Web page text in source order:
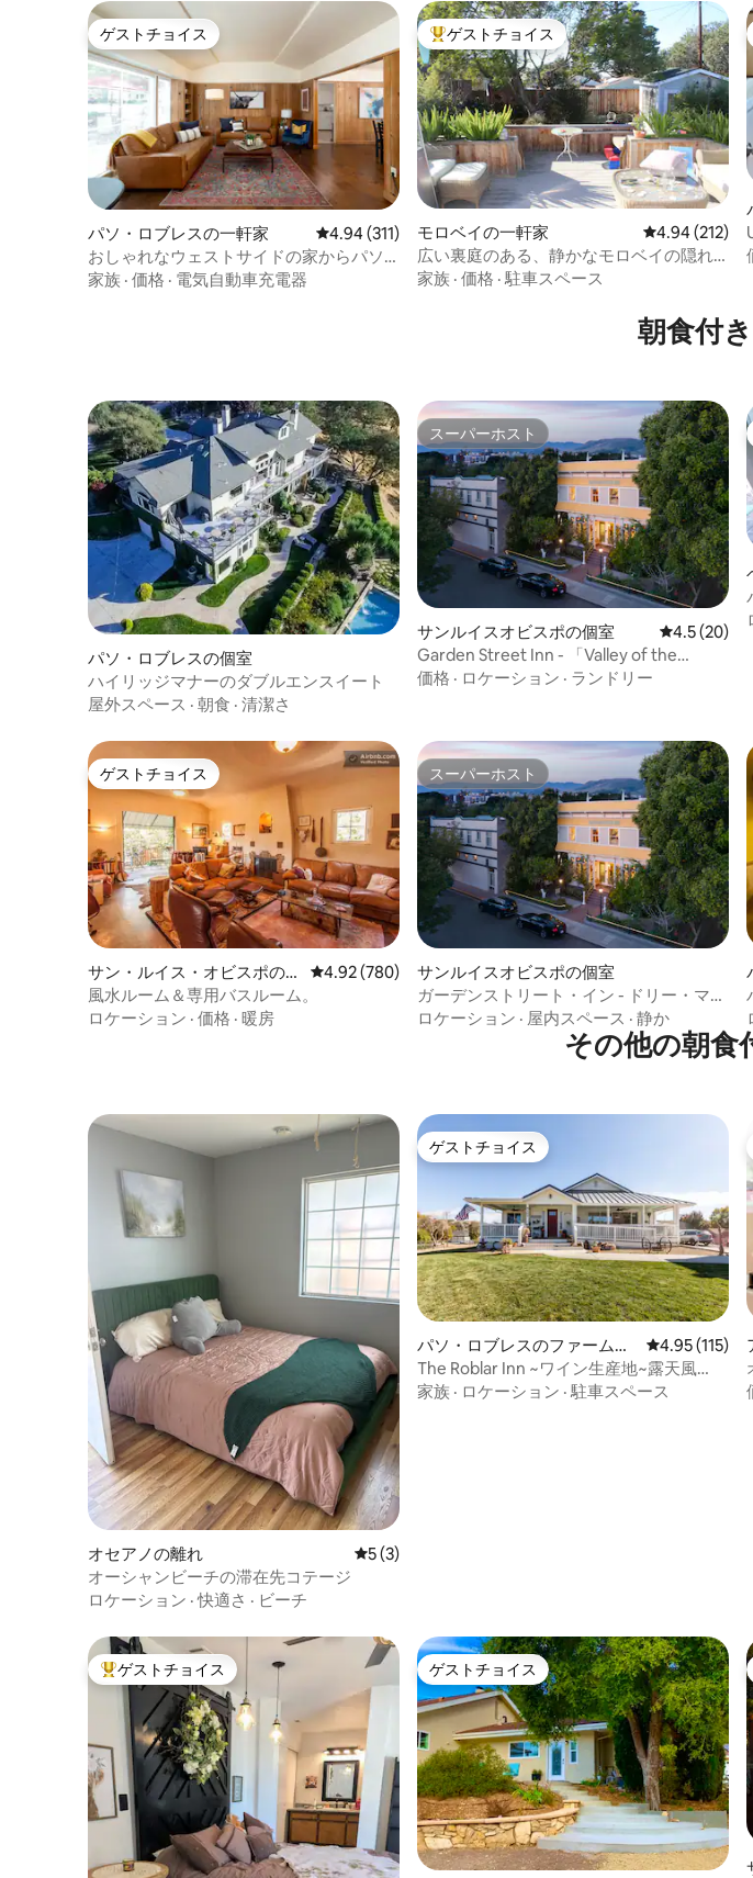
様のご到着をお待ちしております。 あな
たはSLOのすべての中心地にいますが、騒
音や深夜の人混みに悩まされることのな
い、賑やかな繁華街から十分離れた場所
にいます。 ハイキングコースがたくさん
あり、有名なピスモビーチとアビラビー
チまでわずか数分です。 ロフトで自分を
甘やかしましょう。 レビューがすべてを
物語っています！ 最近のゲストのコメン
ト： 「素晴らしいロケーションです。
SLOのダウンタウンで起きていることすべ
てまで徒歩圏内です。 装飾がとても素敵
で、ロフトは滞在中に必要なものがすべ
て揃うように慎重に計画されていまし
まで泊まったAirbnbの中で一番清潔で
す。 また来ます。」- Johnさん ゲストは
家全体を独占的に利用できます。 専用駐
車スペースは玄関からわずか数歩です。
敷地内にランドリー設備があります。 プ
ライベートガーデンのようなパティオ
で、モーニングコーヒーや午後のワイン
とチーズの盛り合わせをお楽しみいただ
けます。 ご質問があればお答えし、SLO
郡でのご滞在中にお食事の場所からアク
ティビティまでご提案いたします！ ほか
に必要なものがございましたら、お気軽
にお問い合わせください。 お客様にご満
足いただけるよう努めております！ ロフ
トは、オールドタウン歴史地区のコーヒ
日の夜のファーマーズマーケット、ヒス
トリックミッションの徒歩圏内にありま
す。 このエリアには素晴らしい散歩道、
自転車道、ハイキングコースがある素晴
らしい公園がたくさんあり、カリフォル
ニアポリテクニック州立大学まで車です
ぐです。 ロフトの南に数分行くと、エド
ナ・バレーワイン生産地の美しい中心部
に到着します。 アビラ、シェル、ピスモ
ビーチまでわずか10分です。 電車|飛行機|
車|バス 当コンドミニアムからアムトラッ
ク・サンルイスオビスポ駅までわずか0.4
マイルです。 SLO郡地域空港から2.8マイ
ルです。 地域のバスサービスへのアクセ
スも簡単です。 ダウンタウンSLOの中心
適で2人に最適です。
（Uber） 敷地内にプールがありますが、
住宅所有者専用です（ただし、ポリシー
やプールやジャグジーの使用可否につい
ては事前にお問い合わせください）
ゲストチョイス
ゲストチョイス
パソ・ロブレスの一軒家 レビュー311件、5つ星中4.94つ星の平均評価
4.94 (311)
おしゃれなウェストサイドの家からパソ
ロブレスのダウンタウンを歩こう
家族 · 価格 · 電気自動車充電器
大好評のゲストチョイスです。
ゲストチョイス
モロベイの一軒家 レビュー212
4.94 (212)
広い裏庭のある、静かなモロベイの隠れ
家
家族 · 価格 ·駐車スペース
朝食付
パソ・ロブレスの個室
ハイリッジマナーのダブルエンスイート
屋外スペース · 朝食 · 清潔さ
スーパーホスト
スーパーホスト
サンルイスオビスポの個室 レビュー20
4.5 (20)
Garden Street Inn - 「Valley of the
Moon」ルーム
価格 · ロケーション · ランドリー
ゲストチョイス
ゲストチョイス
サン・ルイス・オビスポの個
室
レビュー780件、5つ星中4.92つ星の平均評価
4.92 (780)
風水ルーム＆専用バスルーム。
ロケーション · 価格 · 暖房
スーパーホスト
スーパーホスト
サンルイスオビスポの個室
ガーデンストリート・イン - ドリー・マッ
キーン・スイート
ロケーション · 屋内スペース · 静か
その他の朝食
オセアノの離れ レビュー3件、5つ星中5つ星の平均評価
5 (3)
オーシャンビーチの滞在先コテージ
ロケーション ·快適さ · ビーチ
ゲストチョイス
ゲストチョイス
パソ・ロブレスのファームス
テイ
レビュー115
4.95 (115)
The Roblar Inn ~ワイン生産地~露天風
呂・ジャグジー~バリアフリー
家族 · ロケーション ·駐車スペース
大好評のゲストチョイスです。
ゲストチョイス ゲストチョイス
ゲストチョイス